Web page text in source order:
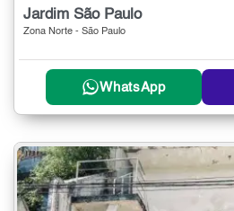
Jardim São Paulo
Zona Norte - São Paulo
WhatsApp